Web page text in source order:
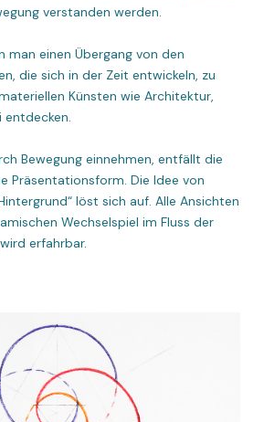
verstanden werden.
man einen Übergang von den
die sich in der Zeit entwickeln, zu
Künsten wie Architektur,
entdecken.
Bewegung einnehmen, entfällt die
Präsentationsform. Die Idee von
löst sich auf. Alle Ansichten
Wechselspiel im Fluss der
erfahrbar.